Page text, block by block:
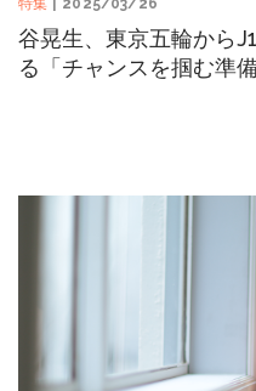
特集 | 2025/03/26
谷晃生、東京五輪から
る「チャンスを掴む準備